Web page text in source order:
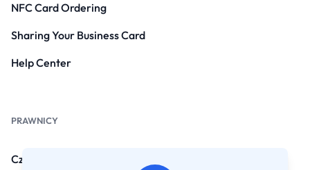
NFC Card Ordering
Sharing Your Business Card
Help Center
PRAWNICY
Często zadawane pytania